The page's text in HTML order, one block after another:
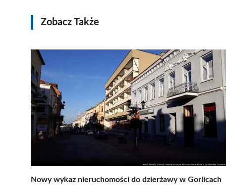
Zobacz Także
Nowy wykaz nieruchomości do dzierżawy w Gorlicach